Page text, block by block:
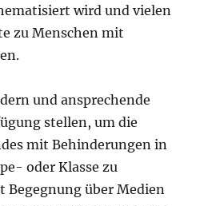
wird und vielen
zu Menschen mit
und ansprechende
stellen, um die
mit Behinderungen in
oder Klasse zu
Begegnung über Medien